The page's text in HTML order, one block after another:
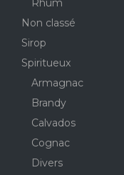
Non classé
Sirop
Spiritueux
Armagnac
Brandy
Calvados
Cognac
Divers